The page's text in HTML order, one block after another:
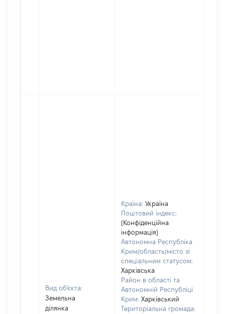
Вид об'єкта:
Земельна
ділянка
Країна: Україна
Поштовий індекс:
[Конфіденційна
інформація]
Автономна Республіка
Крим/область/місто зі
спеціальним статусом:
Харківська
Район в області та
Автономній Республіці
Крим: Харківський
Територіальна громада: